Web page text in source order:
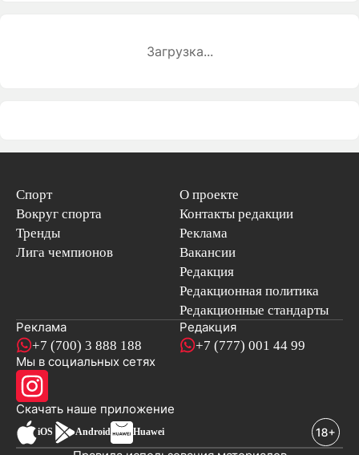
Загрузка...
Спорт
Вокруг спорта
Тренды
Лига чемпионов
О проекте
Контакты редакции
Реклама
Вакансии
Редакция
Редакционная политика
Редакционные стандарты
Реклама
+7 (700) 3 888 188
Редакция
+7 (777) 001 44 99
Мы в социальных сетях
Скачать наше приложениеновостей
iOS Android Huawei